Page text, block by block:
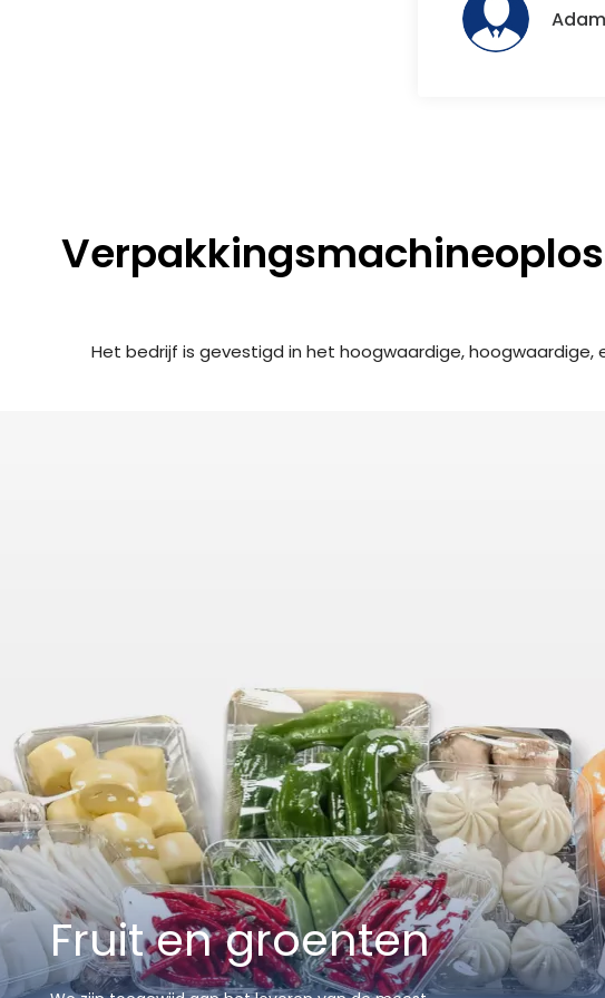
Het bedrijf is gevestigd in het hoogwaardige, hoogwaardige,
Fruit en groenten